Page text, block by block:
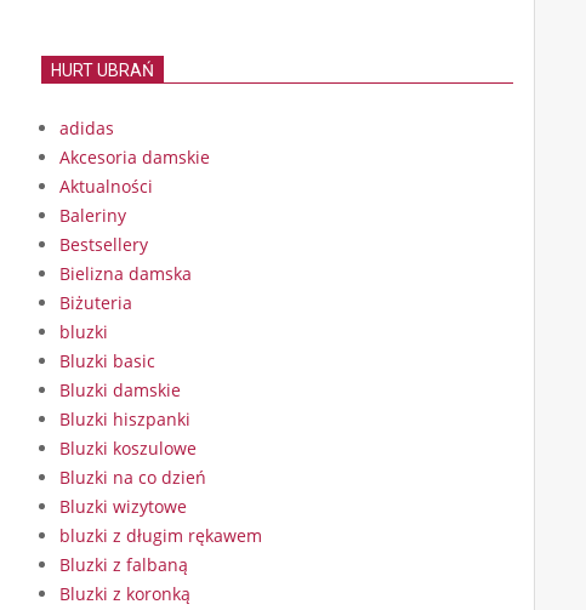
HURT UBRAŃ
adidas
Akcesoria damskie
Aktualności
Baleriny
Bestsellery
Bielizna damska
Biżuteria
bluzki
Bluzki basic
Bluzki damskie
Bluzki hiszpanki
Bluzki koszulowe
Bluzki na co dzień
Bluzki wizytowe
bluzki z długim rękawem
Bluzki z falbaną
Bluzki z koronką